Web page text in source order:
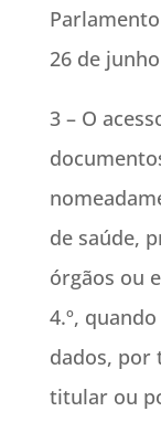
26 de
3 – O
de saúde,
órgãos ou
4.º,
dados, por
titular ou